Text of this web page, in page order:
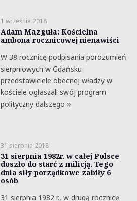
1 września 2018
Adam Mazguła: Kościelna
ambona rocznicowej nienawiści
W 38 rocznicę podpisania porozumień
sierpniowych w Gdańsku
przedstawiciele obecnej władzy w
kościele ogłaszali swój program
polityczny dalszego »
31 sierpnia 2018
31 sierpnia 1982r. w całej Polsce
doszło do starć z milicją. Tego
dnia siły porządkowe zabiły 6
osób
31 sierpnia 1982 r., w drugą rocznicę